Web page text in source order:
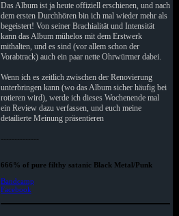
Das Album ist ja heute offiziell erschienen, und nach
dem ersten Durchhören bin ich mal wieder mehr als
begeistert! Von seiner Brachialität und Intensität
kann das Album mühelos mit dem Erstwerk
mithalten, und es sind (vor allem schon der
Vorabtrack) auch ein paar nette Ohrwürmer dabei.
Wenn ich es zeitlich zwischen der Renovierung
unterbringen kann (wo das Album sicher häufig bei
rotieren wird), werde ich dieses Wochenende mal
ein Review dazu verfassen, und euch meine
detailierte Meinung präsentieren
--------------
666% of pure filthy satanic Black Metal/Punk
Bandcamp
Facebook